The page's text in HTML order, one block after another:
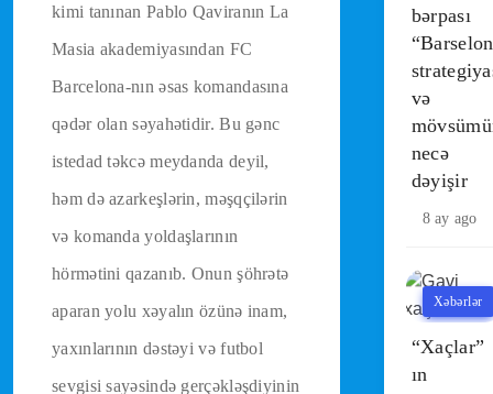
kimi tanınan Pablo Qaviranın La
Masia akademiyasından FC
Barcelona-nın əsas komandasına
qədər olan səyahətidir. Bu gənc
istedad təkcə meydanda deyil,
həm də azarkeşlərin, məşqçilərin
və komanda yoldaşlarının
hörmətini qazanıb. Onun şöhrətə
aparan yolu xəyalın özünə inam,
yaxınlarının dəstəyi və futbol
sevgisi sayəsində gerçəkləşdiyinin
bərpası
və
necə
dəyişir
8 ay ago
Xəbərlər
“Xaçlar”
ın